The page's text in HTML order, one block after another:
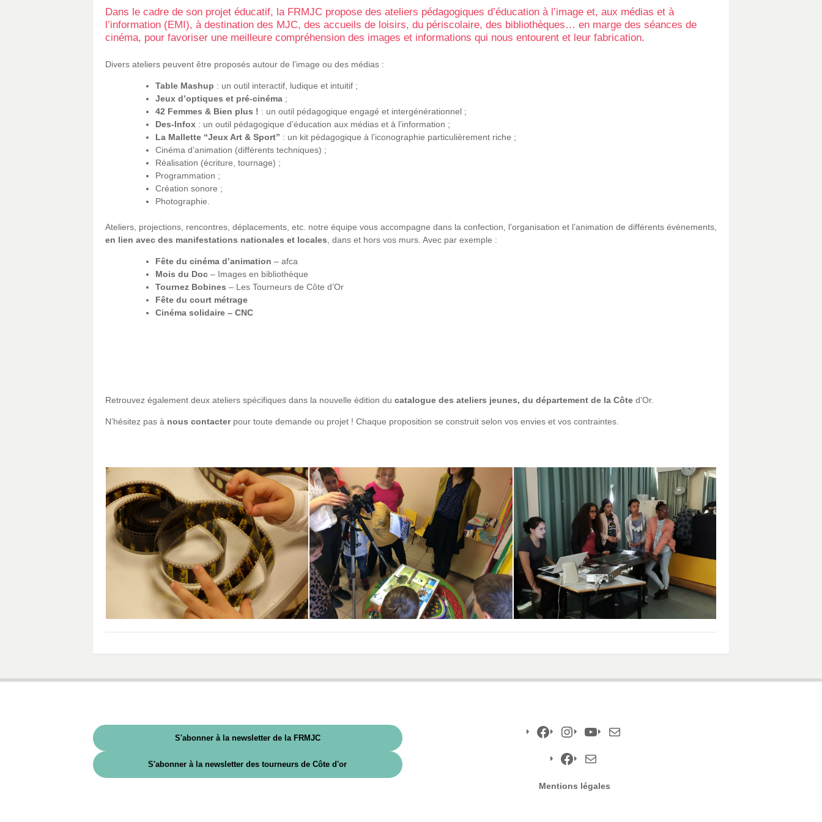
Dans le cadre de son projet éducatif, la FRMJC propose des ateliers pédagogiques d’éducation à l’image et, aux médias et à
l’information (EMI), à destination des MJC, des accueils de loisirs, du périscolaire, des bibliothèques… en marge des séances de
cinéma, pour favoriser une meilleure compréhension des images et informations qui nous entourent et leur fabrication.
Divers ateliers peuvent être proposés autour de l’image ou des médias :
Table Mashup : un outil interactif, ludique et intuitif ;
Jeux d’optiques et pré-cinéma ;
42 Femmes & Bien plus ! : un outil pédagogique engagé et intergénérationnel ;
Des-Infox : un outil pédagogique d’éducation aux médias et à l’information ;
La Mallette “Jeux Art & Sport” : un kit pédagogique à l’iconographie particulièrement riche ;
Cinéma d’animation (différents techniques) ;
Réalisation (écriture, tournage) ;
Programmation ;
Création sonore ;
Photographie.
Ateliers, projections, rencontres, déplacements, etc. notre équipe vous accompagne dans la confection, l’organisation et l’animation de différents évènements,
en lien avec des manifestations nationales et locales , dans et hors vos murs. Avec par exemple :
Fête du cinéma d’animation – afca
Mois du Doc – Images en bibliothèque
Tournez Bobines – Les Tourneurs de Côte d’Or
Fête du court métrage
Cinéma solidaire – CNC
Retrouvez également deux ateliers spécifiques dans la nouvelle édition du catalogue des ateliers jeunes, du département de la Côte d’Or.
N’hésitez pas à nous contacterpour toute demande ou projet ! Chaque proposition se construit selon vos envies et vos contraintes.
S'abonner à la newsletter de la FRMJC
S'abonner à la newsletter des tourneurs de Côte d'or
Facebook
Facebook
mail
Mentions légales